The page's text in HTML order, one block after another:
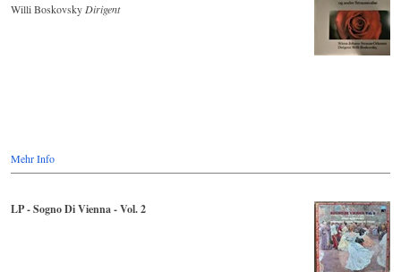
Willi Boskovsky Dirigent
Mehr Info
LP - Sogno Di Vienna - Vol. 2